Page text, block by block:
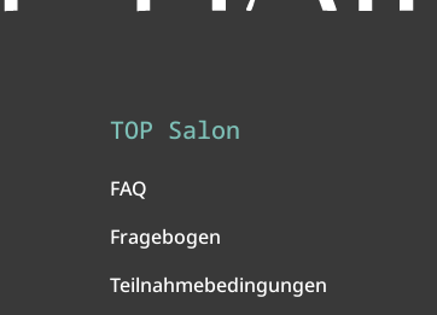
TOP Salon
FAQ
Fragebogen
Teilnahmebedingungen